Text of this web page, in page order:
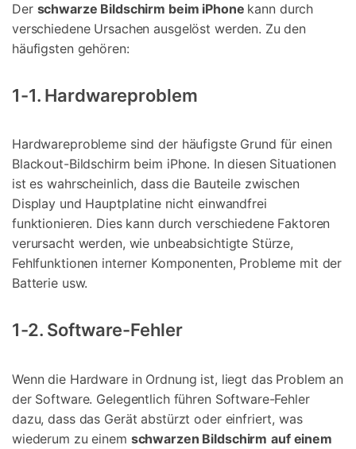
Der schwarze Bildschirm beim iPhone kann durch
verschiedene Ursachen ausgelöst werden. Zu den
häufigsten gehören:
1-1. Hardwareproblem
Hardwareprobleme sind der häufigste Grund für einen
Blackout-Bildschirm beim iPhone. In diesen Situationen
ist es wahrscheinlich, dass die Bauteile zwischen
Display und Hauptplatine nicht einwandfrei
funktionieren. Dies kann durch verschiedene Faktoren
verursacht werden, wie unbeabsichtigte Stürze,
Fehlfunktionen interner Komponenten, Probleme mit der
Batterie usw.
1-2. Software-Fehler
Wenn die Hardware in Ordnung ist, liegt das Problem an
der Software. Gelegentlich führen Software-Fehler
dazu, dass das Gerät abstürzt oder einfriert, was
wiederum zu einem schwarzen Bildschirm auf einem